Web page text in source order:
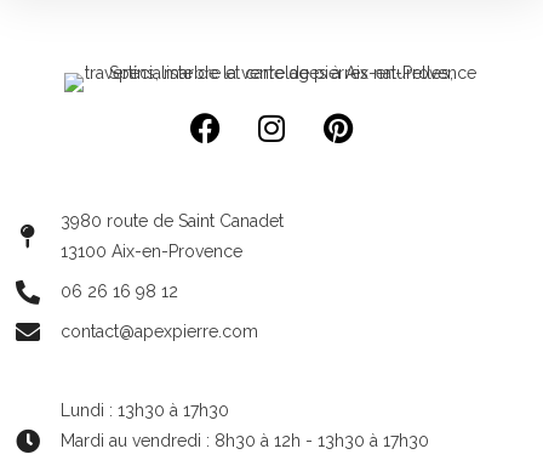
3980 route de Saint Canadet
13100 Aix-en-Provence
06 26 16 98 12
contact@apexpierre.com
Lundi : 13h30 à 17h30
Mardi au vendredi : 8h30 à 12h - 13h30 à 17h30